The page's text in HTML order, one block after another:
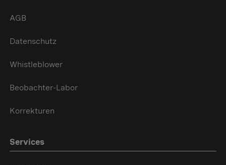
AGB
Datenschutz
Whistleblower
Beobachter-Labor
Korrekturen
Services